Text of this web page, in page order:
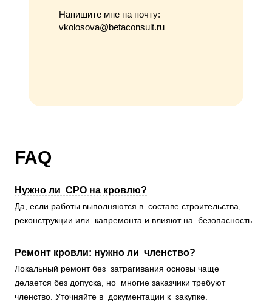
Напишите мне на почту:
vkolosova@betaconsult.ru
FAQ
Нужно ли СРО на кровлю?
Да, если работы выполняются в составе строительства,
реконструкции или капремонта и влияют на безопасность.
Ремонт кровли: нужно ли членство?
Локальный ремонт без затрагивания основы чаще
делается без допуска, но многие заказчики требуют
членство. Уточняйте в документации к закупке.